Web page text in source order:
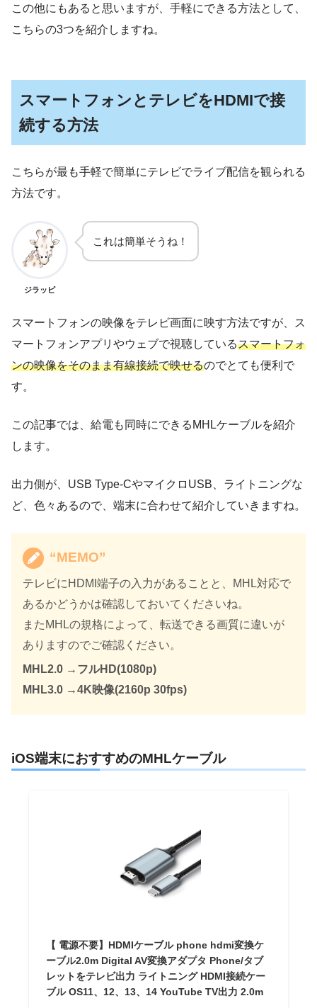
この他にもあると思いますが、手軽にできる方法として、
こちらの3つを紹介しますね。
スマートフォンとテレビをHDMIで接
続する方法
こちらが最も手軽で簡単にテレビでライブ配信を観られる
方法です。
ジラッピ
これは簡単そうね！
スマートフォンの映像をテレビ画面に映す方法ですが、ス
マートフォンアプリやウェブで視聴しているスマートフォ
ンの映像をそのまま有線接続で映せるのでとても便利で
す。
この記事では、給電も同時にできるMHLケーブルを紹介
します。
出力側が、USB Type-CやマイクロUSB、ライトニングな
ど、色々あるので、端末に合わせて紹介していきますね。
“MEMO”
テレビにHDMI端子の入力があることと、MHL対応で
あるかどうかは確認しておいてくださいね。
またMHLの規格によって、転送できる画質に違いが
ありますのでご確認ください。
MHL2.0 →フルHD(1080p)
MHL3.0 →4K映像(2160p 30fps)
iOS端末におすすめのMHLケーブル
【 電源不要】HDMIケーブル phone hdmi変換ケ
ーブル2.0m Digital AV変換アダプタ Phone/タブ
レットをテレビ出力 ライトニング HDMI接続ケー
ブル OS11、12、13、14 YouTube TV出力 2.0m